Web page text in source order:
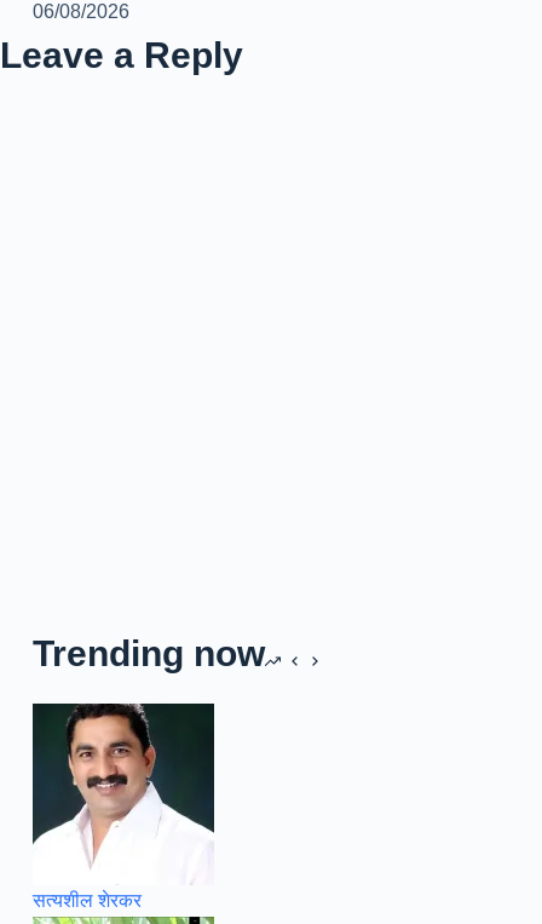
06/08/2026
Leave a Reply
Trending now
सत्यशील शेरकर